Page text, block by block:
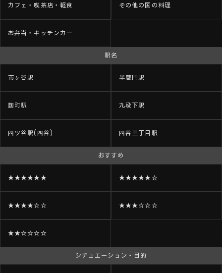
カフェ・喫茶店・軽食 その他の国の料理
お弁当・キッチンカー
駅名
市ヶ谷駅 半蔵門駅
麹町駅 九段下駅
四ツ谷駅(四谷) 四谷三丁目駅
おすすめ
★★★★★★ ★★★★★☆
★★★★☆☆ ★★★☆☆☆
★★☆☆☆☆
シチュエーション・目的